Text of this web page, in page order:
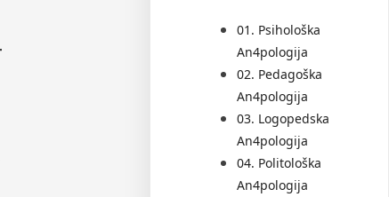
01. Psihološka
An4pologija
02. Pedagoška
An4pologija
03. Logopedska
An4pologija
04. Politološka
An4pologija